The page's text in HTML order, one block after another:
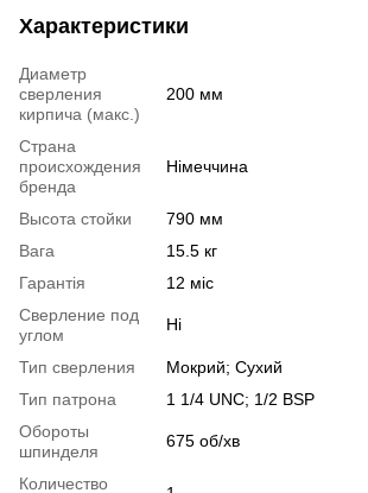
Характеристики
Диаметр
сверления
кирпича (макс.)
200 мм
Страна
происхождения
бренда
Німеччина
Высота стойки
790 мм
Вага
15.5 кг
Гарантія
12 міс
Сверление под
углом
Ні
Тип сверления
Мокрий; Сухий
Тип патрона
1 1/4 UNC; 1/2 BSP
Обороты
шпинделя
675 об/хв
Количество